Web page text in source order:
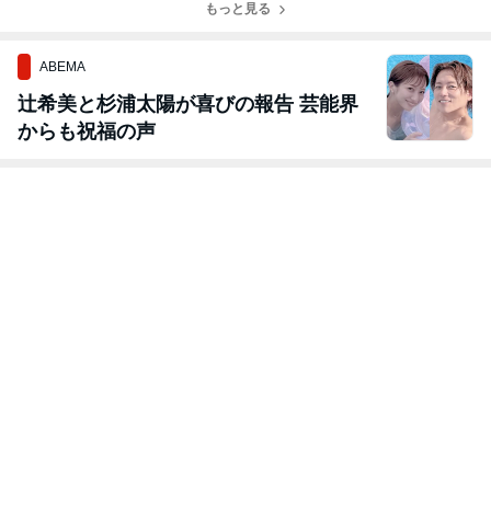
もっと見る
ABEMA
辻希美と杉浦太陽が喜びの報告 芸能界
からも祝福の声